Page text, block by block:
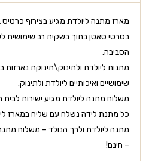
מארז מתנה ליולדת מגיע בצירוף
בסרטי סאטן בתוך בשקית רב שימושית
הסביבה.
מתנות ליולדת ולתינוק\תינוקת נארזות
שימושיים ואיכותיים ליולדת ולתינוק.
משלוח מתנה ליולדת מגיע ישירות לבית
כל מתנת לידה נשלח עם שליח במארז
מתנה ליולדת ולרך הנולד – משלוח
– חינם!